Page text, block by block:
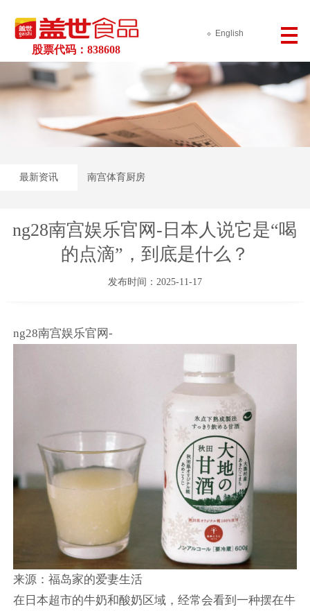
股票代码：838608
English
最新资讯 南宫体育厨房
ng28南宫娱乐官网-日本人说它是“喝
的点滴”，到底是什么？
发布时间：2025-11-17
ng28南宫娱乐官网-
来源：福岛家的爱妻生活
在日本超市的牛奶和酸奶区域，经常会看到一种摆在牛